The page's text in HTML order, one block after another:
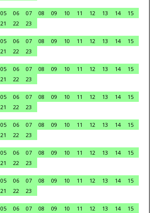
05 06 07 08 09 10 11 12 13 14
15
21 22
23
05 06 07 08 09 10 11 12 13 14
15
21 22
23
05 06 07 08 09 10 11 12 13 14
15
21 22
23
05 06 07 08 09 10 11 12 13 14
15
21 22
23
05 06 07 08 09 10 11 12 13 14
15
21 22
23
05 06 07 08 09 10 11 12 13 14
15
21 22
23
05 06 07 08 09 10 11 12 13 14
15
21 22
23
05 06 07 08 09 10 11 12 13 14
15